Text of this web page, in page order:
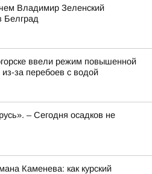
Владимир Зеленский
Белград
ввели режим повышенной
из-за перебоев с водой
– Сегодня осадков не
Каменева: как курский